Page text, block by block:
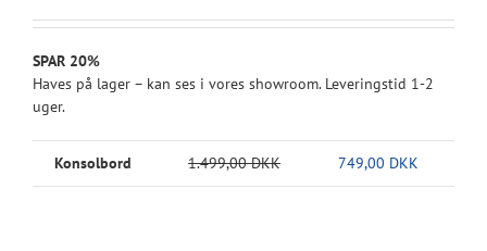
pris
pris
SPAR 20%
Haves på lager – kan ses i vores showroom. Leveringstid 1-2
uger.
Konsolbord 1.499,00 DKK 749,00 DKK